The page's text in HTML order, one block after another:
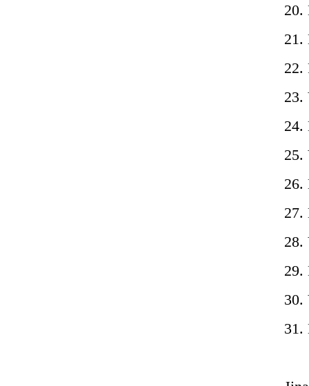
20.
21.
22.
23.
24.
25.
26.
27.
28.
29.
30.
31.